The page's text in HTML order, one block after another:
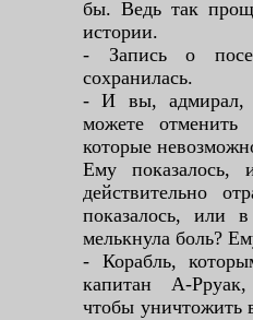
бы. Ведь так
истории.
- Запись о
сохранилась.
- И вы, адмирал,
можете отменить
которые
Ему показалось,
действительно
показалось, или в
мелькнула боль?
- Корабль,
капитан А-
чтобы уничтожить